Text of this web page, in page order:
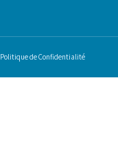
Politique de Confidentialité